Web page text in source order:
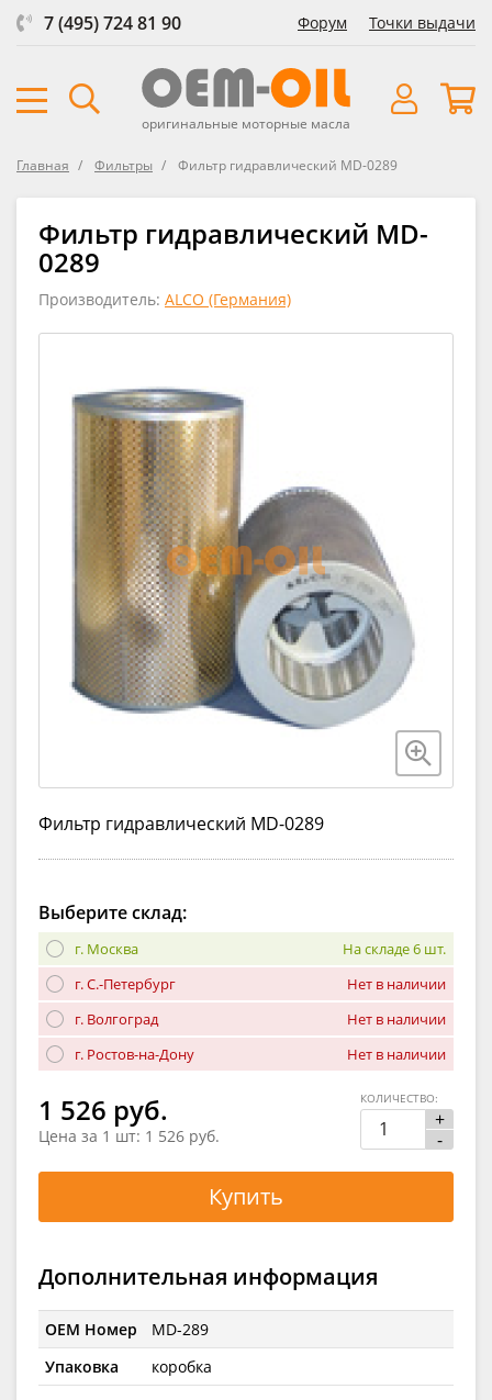
7 (495) 724 81 90 Форум Точки выдачи
оригинальные моторные масла
Главная Фильтры Фильтр гидравлический MD-0289
Фильтр гидравлический MD-
0289
Производитель: ALCO (Германия)
Фильтр гидравлический MD-0289
Выберите склад:
г. Москва
На складе 6 шт.
г. С.-Петербург
Нет в наличии
г. Волгоград
Нет в наличии
г. Ростов-на-Дону
Нет в наличии
1 526 руб.
Цена за 1 шт: 1 526 руб.
+
-
КОЛИЧЕСТВО:
Купить
Дополнительная информация
OEM Номер
MD-289
Упаковка
коробка